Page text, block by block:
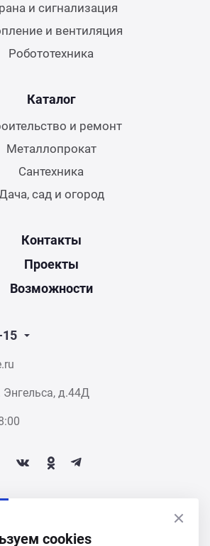
и сигнализация
и вентиляция
Робототехника
Каталог
и ремонт
Металлопрокат
Сантехника
сад и огород
Контакты
Проекты
Возможности
15
Энгельса, д.44Д
cookies